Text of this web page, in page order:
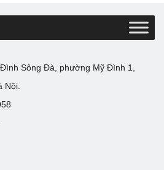
Sông Đà, phường Mỹ Đình 1,
Nội.